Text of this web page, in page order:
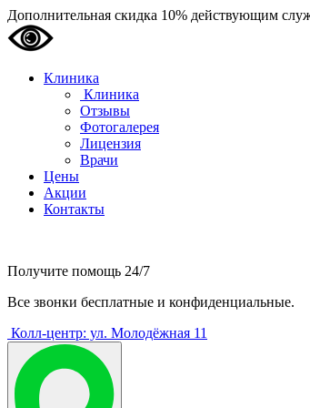
Дополнительная скидка 10% действующим
Клиника
Клиника
Отзывы
Фотогалерея
Лицензия
Врачи
Цены
Акции
Контакты
Получите помощь 24/7
Все звонки бесплатные и конфиденциальные.
Колл-центр: ул. Молодёжная 11